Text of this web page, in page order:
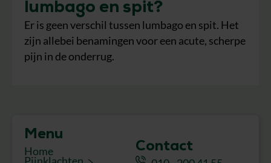
lumbago en spit?
Er is geen verschil tussen lumbago en spit. Het
zijn allebei benamingen voor een acute, scherpe
pijn in de onderrug.
Menu
Home Contact